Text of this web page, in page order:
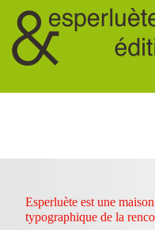
Esperluète est une
typographique de la